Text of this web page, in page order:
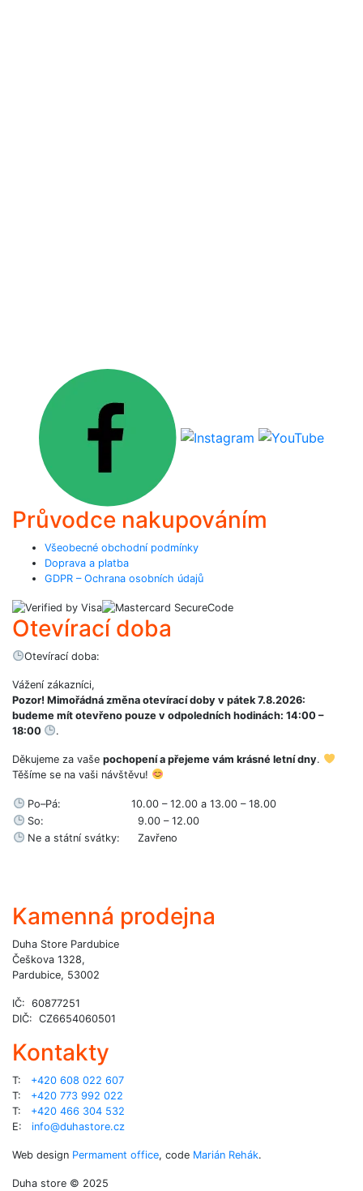
Průvodce nakupováním
Všeobecné obchodní podmínky
Doprava a platba
GDPR – Ochrana osobních údajů
Otevírací doba
Otevírací doba:
Vážení zákazníci,
Pozor! Mimořádná změna otevírací doby v pátek 7.8.2026:
budeme mít otevřeno pouze v odpoledních hodinách: 14:00 –
18:00
.
Děkujeme za vaše pochopení a přejeme vám krásné letní dny.
Těšíme se na vaši návštěvu!
Po–Pá:
10.00 – 12.00 a 13.00 – 18.00
So:
9.00 – 12.00
Ne a státní svátky:
Zavřeno
Kamenná prodejna
Duha Store Pardubice
Češkova 1328,
Pardubice, 53002
IČ: 60877251
DIČ: CZ6654060501
Kontakty
T: +420 608 022 607
T: +420 773 992 022
T: +420 466 304 532
E: info@duhastore.cz
Web design Permament office, code Marián Rehák.
Duha store © 2025